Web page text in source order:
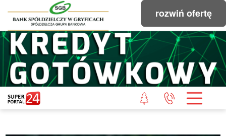
rozwiń ofertę